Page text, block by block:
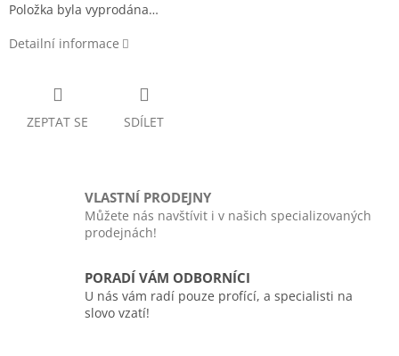
Položka byla vyprodána…
Detailní informace
ZEPTAT SE SDÍLET
VLASTNÍ PRODEJNY
Můžete nás navštívit i v našich specializovaných
prodejnách!
PORADÍ VÁM ODBORNÍCI
U nás vám radí pouze profící, a specialisti na
slovo vzatí!